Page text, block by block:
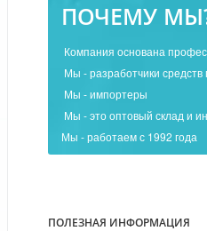
ПОЧЕМУ
Компания основана
Мы - разработчики
Мы - импортеры
Мы - это оптовый склад и
Мы - работаем с 1992 года
ПОЛЕЗНАЯ ИНФОРМАЦИЯ